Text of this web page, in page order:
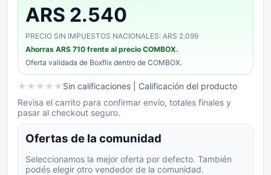
ARS 2.540
PRECIO SIN IMPUESTOS NACIONALES: ARS 2.099
Ahorras ARS 710 frente al precio COMBOX.
Oferta validada de Boxflix dentro de COMBOX.
★ ★ ★ ★ ★Sin calificaciones | Calificación del producto
Revisa el carrito para confirmar envío, totales finales y
pasar al checkout seguro.
Ofertas de la comunidad
Seleccionamos la mejor oferta por defecto. También
podés elegir otro vendedor de la comunidad.